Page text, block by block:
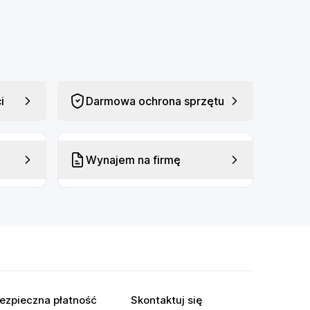
Darmowa ochrona sprzętu
Wynajem na firmę
płatność Skontaktuj się